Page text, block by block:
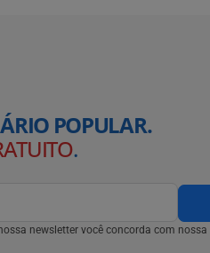
POPULAR.
.
newsletter você concorda com nossa